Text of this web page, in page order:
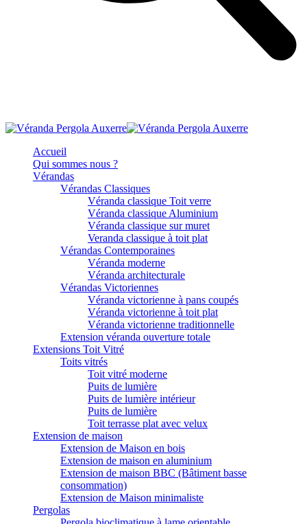
Accueil
Qui sommes nous ?
Vérandas
Vérandas Classiques
Véranda classique Toit verre
Véranda classique Aluminium
Véranda classique sur muret
Veranda classique à toit plat
Vérandas Contemporaines
Véranda moderne
Véranda architecturale
Vérandas Victoriennes
Véranda victorienne à pans coupés
Véranda victorienne à toit plat
Véranda victorienne traditionnelle
Extension véranda ouverture totale
Extensions Toit Vitré
Toits vitrés
Toit vitré moderne
Puits de lumière
Puits de lumière intérieur
Puits de lumière
Toit terrasse plat avec velux
Extension de maison
Extension de Maison en bois
Extension de maison en aluminium
Extension de maison BBC (Bâtiment basse
consommation)
Extension de Maison minimaliste
Pergolas